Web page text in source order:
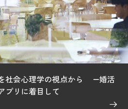
を社会心理学の視点から ―婚活
プリに着目して